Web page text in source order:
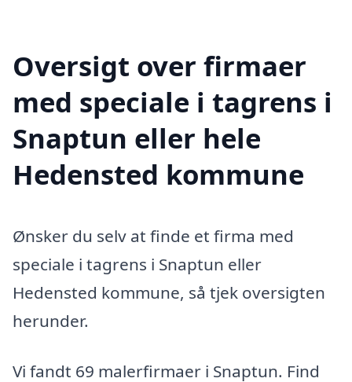
Oversigt over firmaer
med speciale i tagrens i
Snaptun eller hele
Hedensted kommune
Ønsker du selv at finde et firma med
speciale i tagrens i Snaptun eller
Hedensted kommune, så tjek oversigten
herunder.
Vi fandt 69 malerfirmaer i Snaptun. Find